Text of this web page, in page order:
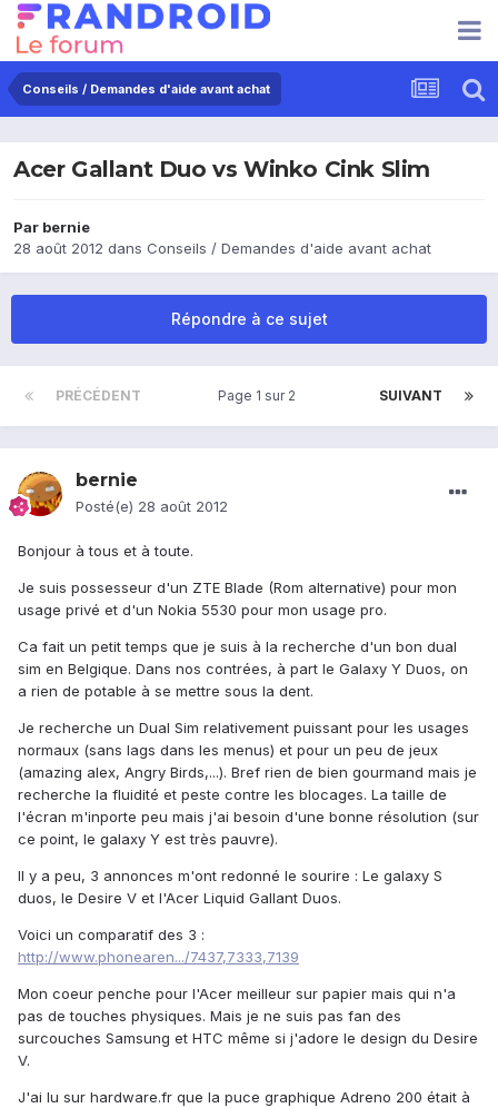
Conseils / Demandes d'aide avant achat
Acer Gallant Duo vs Winko Cink Slim
Par bernie
28 août 2012 dans Conseils / Demandes d'aide avant achat
Répondre à ce sujet
PRÉCÉDENT SUIVANT
Page 1 sur 2
bernie
Posté(e) 28 août 2012
Bonjour à tous et à toute.
Je suis possesseur d'un ZTE Blade (Rom alternative) pour mon
usage privé et d'un Nokia 5530 pour mon usage pro.
Ca fait un petit temps que je suis à la recherche d'un bon dual
sim en Belgique. Dans nos contrées, à part le Galaxy Y Duos, on
a rien de potable à se mettre sous la dent.
Je recherche un Dual Sim relativement puissant pour les usages
normaux (sans lags dans les menus) et pour un peu de jeux
(amazing alex, Angry Birds,...). Bref rien de bien gourmand mais je
recherche la fluidité et peste contre les blocages. La taille de
l'écran m'inporte peu mais j'ai besoin d'une bonne résolution (sur
ce point, le galaxy Y est très pauvre).
Il y a peu, 3 annonces m'ont redonné le sourire : Le galaxy S
duos, le Desire V et l'Acer Liquid Gallant Duos.
Voici un comparatif des 3 :
http://www.phonearen.../7437,7333,7139
Mon coeur penche pour l'Acer meilleur sur papier mais qui n'a
pas de touches physiques. Mais je ne suis pas fan des
surcouches Samsung et HTC même si j'adore le design du Desire
V.
J'ai lu sur hardware.fr que la puce graphique Adreno 200 était à